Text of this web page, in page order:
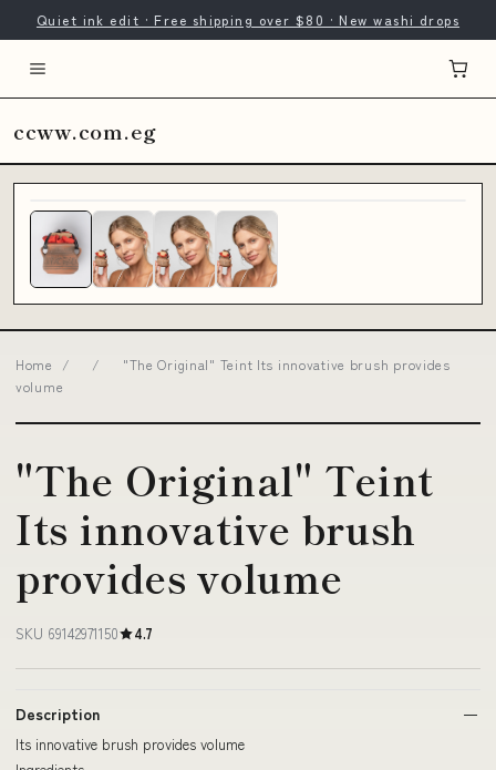
Quiet ink edit · Free shipping over $80 · New washi drops
ccww.com.eg
Home / /
"The Original" Teint Its innovative brush provides
volume
"The Original" Teint
Its innovative brush
provides volume
SKU 69142971150 4.7
Description
Its innovative brush provides volume